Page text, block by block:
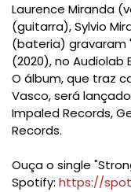
Laurence Miranda
(guitarra), Sylvio
(bateria) gravaram
(2020), no Audiolab
O álbum, que traz
Vasco, será
Impaled Records,
Records.
Ouça o single
Spotify: https://